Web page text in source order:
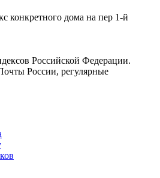
конкретного дома на пер 1-й
Российской Федерации.
России, регулярные